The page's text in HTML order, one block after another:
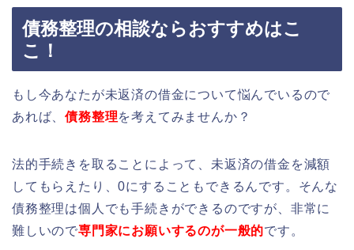
債務整理の相談ならおすすめはこ
こ！
もし今あなたが未返済の借金について悩んでいるので
あれば、債務整理を考えてみませんか？
法的手続きを取ることによって、未返済の借金を減額
してもらえたり、0にすることもできるんです。そんな
債務整理は個人でも手続きができるのですが、非常に
難しいので専門家にお願いするのが一般的です。